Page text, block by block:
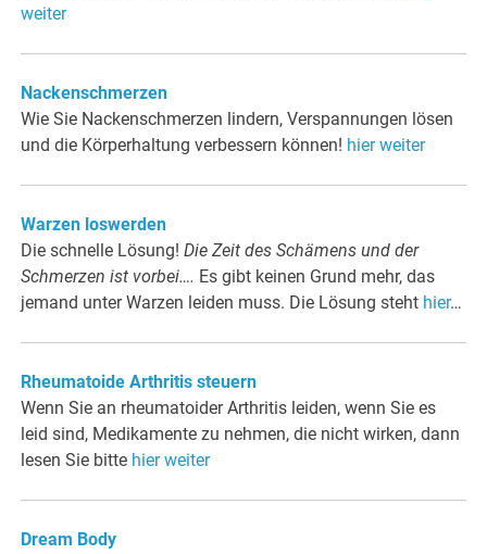
weiter
Nackenschmerzen
Wie Sie Nackenschmerzen lindern, Verspannungen lösen
und die Körperhaltung verbessern können! hier weiter
Warzen loswerden
Die schnelle Lösung!Die Zeit des Schämens und der
Schmerzen ist vorbei…. Es gibt keinen Grund mehr, das
jemand unter Warzen leiden muss. Die Lösung steht hier…
Rheumatoide Arthritis steuern
Wenn Sie an rheumatoider Arthritis leiden, wenn Sie es
leid sind, Medikamente zu nehmen, die nicht wirken, dann
lesen Sie bitte hier weiter
Dream Body